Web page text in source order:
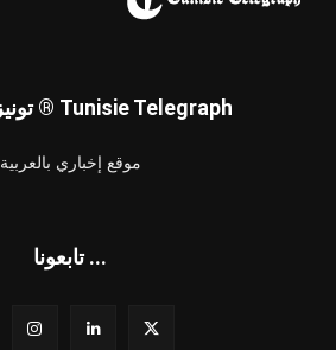
تونيزي تلغراف ® Tunisie Telegraph
موقع إخباري بالعربية
تابعونا ...